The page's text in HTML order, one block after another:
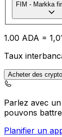
FIM - Markka
1.00 ADA = 1,
Taux
Acheter des
Parlez avec
pouvons
Planifier un